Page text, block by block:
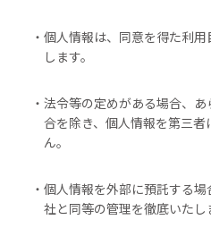
・個人情報は、同意を得た利
します。
・法令等の定めがある場合、
合を除き、個人情報を第三
ん。
・個人情報を外部に預託する
社と同等の管理を徹底いたし